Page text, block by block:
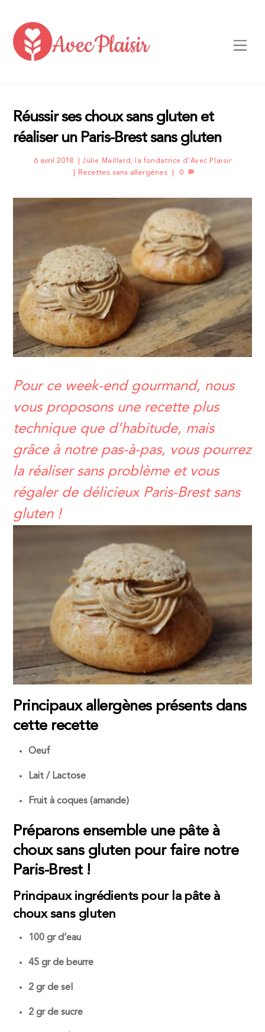
content
Réussir ses choux sans gluten et
réaliser un Paris-Brest sans gluten
6 avril 2018 Julie Maillard, la fondatrice d'Avec Plaisir
Recettes sans allergènes 0
Pour ce week-end gourmand, nous
vous proposons une recette plus
technique que d’habitude, mais
grâce à notre pas-à-pas, vous pourrez
la réaliser sans problème et vous
régaler de délicieux Paris-Brest sans
gluten !
Principaux allergènes présents dans
cette recette
Oeuf
Lait / Lactose
Fruit à coques (amande)
Préparons ensemble une pâte à
choux sans gluten pour faire notre
Paris-Brest !
Principaux ingrédients pour la pâte à
choux sans gluten
100 gr d’eau
45 gr de beurre
2 gr de sel
2 gr de sucre